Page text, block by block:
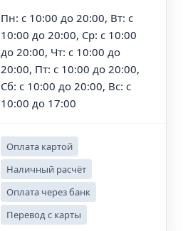
Пн: с 10:00 до 20:00, Вт: с
10:00 до 20:00, Ср: с 10:00
до 20:00, Чт: с 10:00 до
20:00, Пт: с 10:00 до 20:00,
Сб: с 10:00 до 20:00, Вс: с
10:00 до 17:00
Оплата картой
Наличный расчёт
Оплата через банк
Перевод с карты